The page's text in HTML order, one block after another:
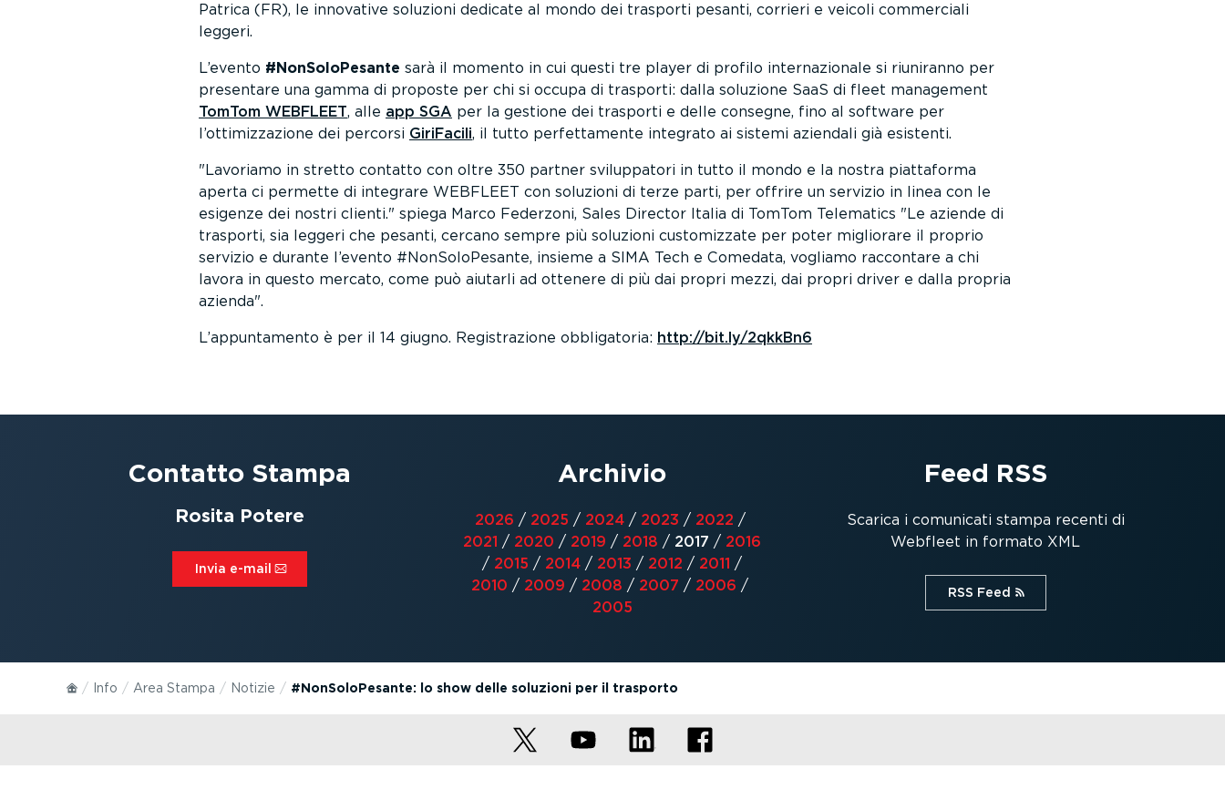
Patrica (FR), le innovative soluzioni dedicate al mondo dei trasporti pesanti, corrieri e veicoli commerciali
leggeri.
L’evento #NonSoloPesante sarà il momento in cui questi tre player di profilo internazionale si riuniranno per
presentare una gamma di proposte per chi si occupa di trasporti: dalla soluzione SaaS di fleet management
TomTom WEBFLEET, alle app SGA per la gestione dei trasporti e delle consegne, fino al software per
l’ottimizzazione dei percorsi GiriFacili, il tutto perfettamente integrato ai sistemi aziendali già esistenti.
Lavoriamo in stretto contatto con oltre 350 partner sviluppatori in tutto il mondo e la nostra piattaforma
aperta ci permette di integrare WEBFLEET con soluzioni di terze parti, per offrire un servizio in linea con le
esigenze dei nostri clienti.
spiega Marco Federzoni, Sales Director Italia di TomTom Telematics
Le aziende di
trasporti, sia leggeri che pesanti, cercano sempre più soluzioni customizzate per poter migliorare il proprio
servizio e durante l’evento #NonSoloPesante, insieme a SIMA Tech e Comedata, vogliamo raccontare a chi
lavora in questo mercato, come può aiutarli ad ottenere di più dai propri mezzi, dai propri driver e dalla propria
azienda .
L’appuntamento è per il 14 giugno. Registrazione obbligatoria: http://bit.ly/2qkkBn6
Contatto Stampa
Rosita Potere
Invia e-mail⁠
Archivio
2026 / 2025 / 2024/ 2023 / 2022 /
2021 / 2020 / 2019 / 2018 / 2017 / 2016
/ 2015 / 2014 / 2013 / 2012 / 2011 /
2010 / 2009 / 2008 / 2007 / 2006 /
2005
Feed RSS
Scarica i comunicati stampa recenti di
Webfleet in formato XML
RSS Feed⁠
Info Area Stampa Notizie #NonSoloPesante: lo show delle soluzioni per il trasporto